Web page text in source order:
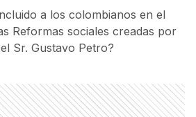
a los colombianos en el
Reformas sociales creadas por
Sr. Gustavo Petro?